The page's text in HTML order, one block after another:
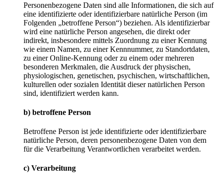
Personenbezogene Daten sind alle Informationen, die sich auf
eine identifizierte oder identifizierbare natürliche Person (im
Folgenden „betroffene Person“) beziehen. Als identifizierbar
wird eine natürliche Person angesehen, die direkt oder
indirekt, insbesondere mittels Zuordnung zu einer Kennung
wie einem Namen, zu einer Kennnummer, zu Standortdaten,
zu einer Online-Kennung oder zu einem oder mehreren
besonderen Merkmalen, die Ausdruck der physischen,
physiologischen, genetischen, psychischen, wirtschaftlichen,
kulturellen oder sozialen Identität dieser natürlichen Person
sind, identifiziert werden kann.
b) betroffene Person
Betroffene Person ist jede identifizierte oder identifizierbare
natürliche Person, deren personenbezogene Daten von dem
für die Verarbeitung Verantwortlichen verarbeitet werden.
c) Verarbeitung